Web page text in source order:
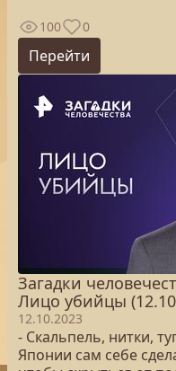
100 0
Перейти
Загадки
Лицо убийцы
12.10.2023
- Скальпель, нитки,
Японии сам себе